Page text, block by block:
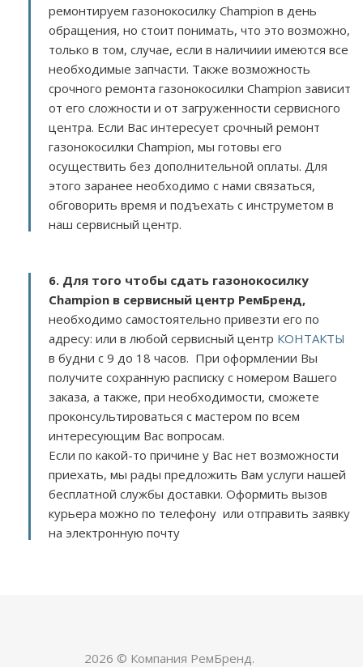
ремонтируем газонокосилку Champion в день
обращения, но стоит понимать, что это возможно,
только в том, случае, если в наличиии имеются все
необходимые запчасти. Также возможность
срочного ремонта газонокосилки Champion зависит
от его сложности и от загруженности сервисного
центра. Если Вас интересует срочный ремонт
газонокосилки Champion, мы готовы его
осуществить без дополнительной оплаты. Для
этого заранее необходимо с нами связаться,
обговорить время и подъехать с инструметом в
наш сервисный центр.
6. Для того чтобы сдать газонокосилку
Champion в сервисный центр РемБренд,
необходимо самостоятельно привезти его по
адресу: или в любой сервисный центр КОНТАКТЫ
в будни с 9 до 18 часов. При оформлении Вы
получите сохранную расписку с номером Вашего
заказа, а также, при необходимости, сможете
проконсультироваться с мастером по всем
интересующим Вас вопросам.
Если по какой-то причине у Вас нет возможности
приехать, мы рады предложить Вам услуги нашей
бесплатной службы доставки. Оформить вызов
курьера можно по телефону или отправить заявку
на электронную почту
2026 © Компания РемБренд.